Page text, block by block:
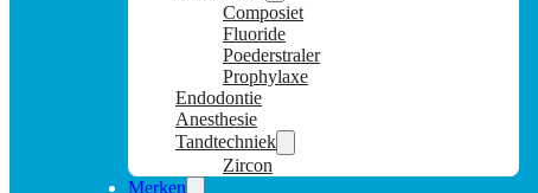
Composiet
Fluoride
Poederstraler
Prophylaxe
Endodontie
Anesthesie
Tandtechniek
Zircon
Merken